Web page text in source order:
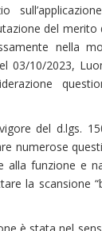
del
nella
03/10/2023,
del d.lgs.
numerose
alla funzione e
la scansione